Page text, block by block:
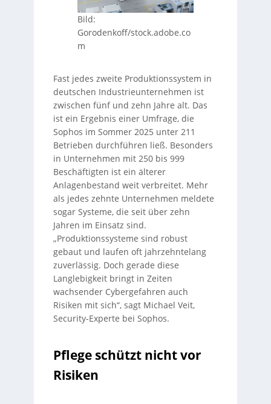
Bild:
Gorodenkoff/stock.adobe.co
m
Fast jedes zweite Produktionssystem in
deutschen Industrieunternehmen ist
zwischen fünf und zehn Jahre alt. Das
ist ein Ergebnis einer Umfrage, die
Sophos im Sommer 2025 unter 211
Betrieben durchführen ließ. Besonders
in Unternehmen mit 250 bis 999
Beschäftigten ist ein älterer
Anlagenbestand weit verbreitet. Mehr
als jedes zehnte Unternehmen meldete
sogar Systeme, die seit über zehn
Jahren im Einsatz sind.
„Produktionssysteme sind robust
gebaut und laufen oft jahrzehntelang
zuverlässig. Doch gerade diese
Langlebigkeit bringt in Zeiten
wachsender Cybergefahren auch
Risiken mit sich“, sagt Michael Veit,
Security-Experte bei Sophos.
Pflege schützt nicht vor
Risiken